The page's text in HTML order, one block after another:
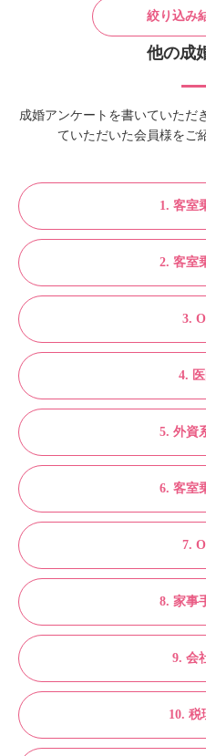
絞り込み
他の成
成婚アンケートを書いていただ
ていただいた会員様をご
1. 客室
2. 客室
3.
4.
5. 外資
6. 客室
7.
8. 家事
9. 会
10. 税